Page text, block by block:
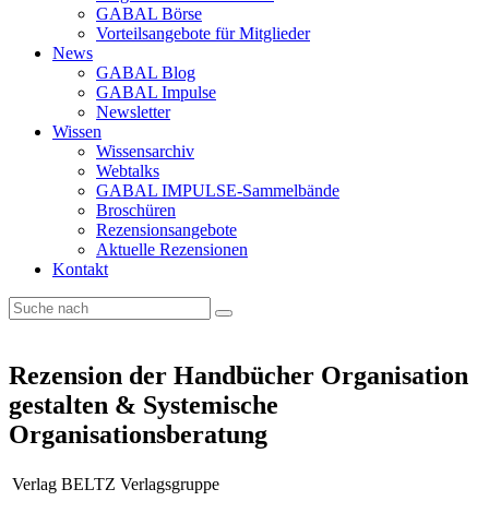
GABAL Börse
Vorteilsangebote für Mitglieder
News
GABAL Blog
GABAL Impulse
Newsletter
Wissen
Wissensarchiv
Webtalks
GABAL IMPULSE-Sammelbände
Broschüren
Rezensionsangebote
Aktuelle Rezensionen
Kontakt
Rezension der Handbücher Organisation
gestalten & Systemische
Organisationsberatung
Verlag BELTZ Verlagsgruppe